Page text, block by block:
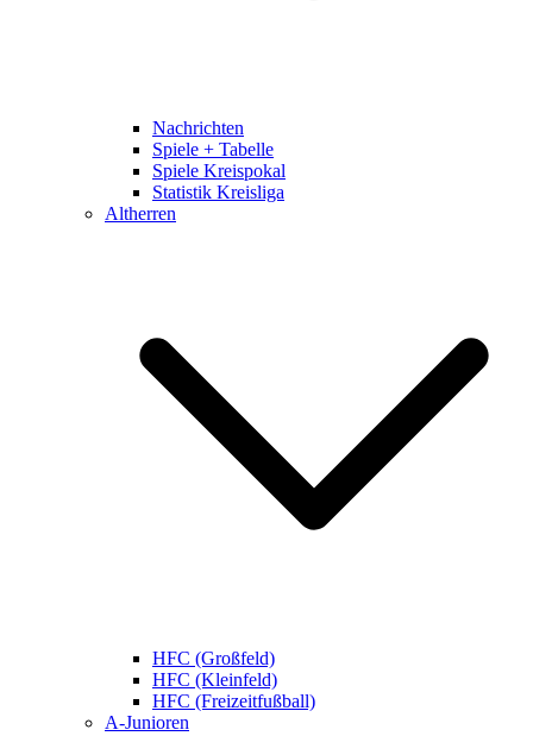
Nachrichten
Spiele + Tabelle
Spiele Kreispokal
Statistik Kreisliga
Altherren
HFC (Großfeld)
HFC (Kleinfeld)
HFC (Freizeitfußball)
A-Junioren